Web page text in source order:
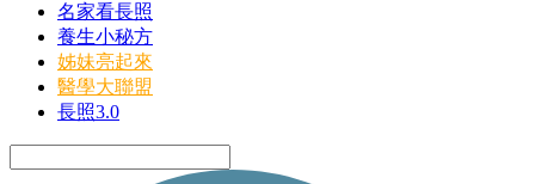
名家看長照
養生小秘方
姊妹亮起來
醫學大聯盟
長照3.0